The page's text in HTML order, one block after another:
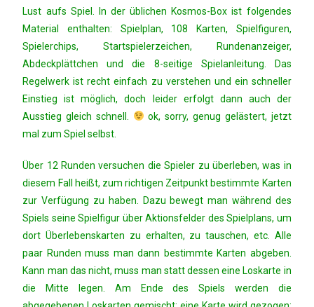
Lust aufs Spiel. In der üblichen Kosmos-Box ist folgendes
Material enthalten: Spielplan, 108 Karten, Spielfiguren,
Spielerchips, Startspielerzeichen, Rundenanzeiger,
Abdeckplättchen und die 8-seitige Spielanleitung. Das
Regelwerk ist recht einfach zu verstehen und ein schneller
Einstieg ist möglich, doch leider erfolgt dann auch der
Ausstieg gleich schnell.
ok, sorry, genug gelästert, jetzt
mal zum Spiel selbst.
Über 12 Runden versuchen die Spieler zu überleben, was in
diesem Fall heißt, zum richtigen Zeitpunkt bestimmte Karten
zur Verfügung zu haben. Dazu bewegt man während des
Spiels seine Spielfigur über Aktionsfelder des Spielplans, um
dort Überlebenskarten zu erhalten, zu tauschen, etc. Alle
paar Runden muss man dann bestimmte Karten abgeben.
Kann man das nicht, muss man statt dessen eine Loskarte in
die Mitte legen. Am Ende des Spiels werden die